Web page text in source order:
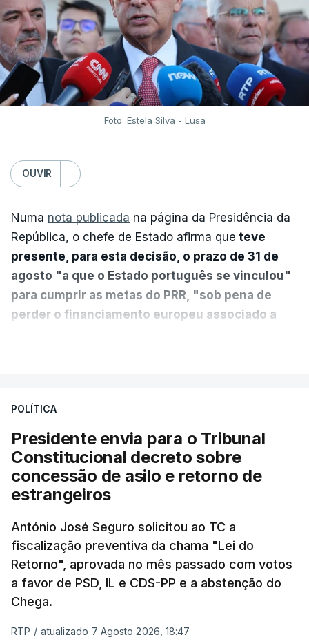
Foto: Estela Silva - Lusa
OUVIR
Numa nota publicada na página da Presidência da
República, o chefe de Estado afirma que teve
presente, para esta decisão, o prazo de 31 de
agosto "a que o Estado português se vinculou"
para cumprir as metas do PRR, "sob pena de
perder o financiamento europeu associado a
sistema mais simples, mais justo e transparente".
"Sempre que seja possível reduzir burocracias,
eliminar sobreposições e garantir que os apoios
chegam a quem mais necessita, estaremos a dar
um passo na direção certa", argumenta o
Presidente da República.
Assegurar que "ninguém é
prejudicado"
POLÍTICA
Presidente envia para o Tribunal
Constitucional decreto sobre
concessão de asilo e retorno de
estrangeiros
António José Seguro solicitou ao TC a
fiscalização preventiva da chama "Lei do
Retorno", aprovada no mês passado com votos
a favor de PSD, IL e CDS-PP e a abstenção do
Chega.
RTP / atualizado 7 Agosto 2026, 18:47